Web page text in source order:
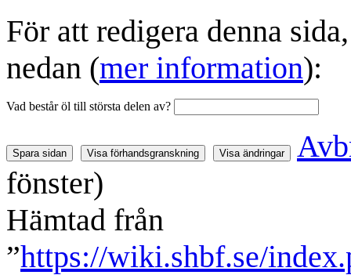
För att redigera denna
nedan (mer information):
Vad består öl till största delen av?
fönster)
Hämtad från
”https://wiki.shbf.se/